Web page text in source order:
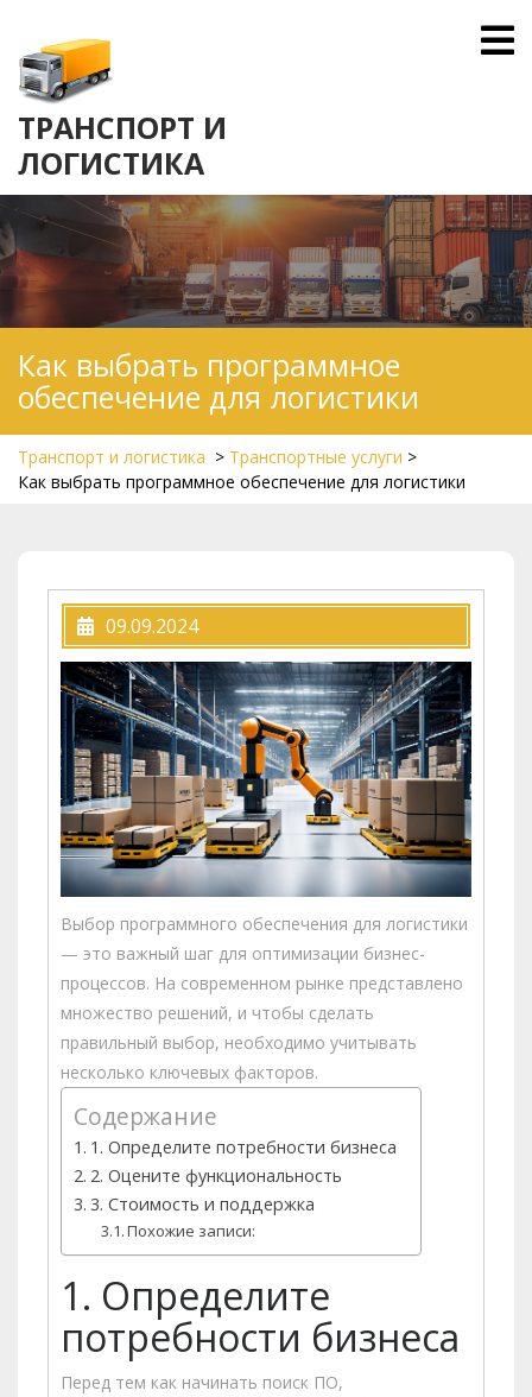
content
ТРАНСПОРТ И
ЛОГИСТИКА
Как выбрать программное
обеспечение для логистики
Транспорт и логистика > Транспортные услуги >
Как выбрать программное обеспечение для логистики
09.09.2024
Выбор программного обеспечения для логистики
— это важный шаг для оптимизации бизнес-
процессов. На современном рынке представлено
множество решений, и чтобы сделать
правильный выбор, необходимо учитывать
несколько ключевых факторов.
Содержание
1. Определите потребности бизнеса
2. Оцените функциональность
3. Стоимость и поддержка
Похожие записи:
1. Определите
потребности бизнеса
Перед тем как начинать поиск ПО,